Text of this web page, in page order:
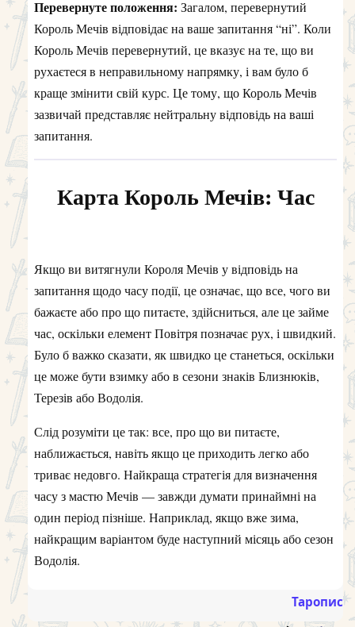
Перевернуте положення: Загалом, перевернутий
Король Мечів відповідає на ваше запитання “ні”. Коли
Король Мечів перевернутий, це вказує на те, що ви
рухаєтеся в неправильному напрямку, і вам було б
краще змінити свій курс. Це тому, що Король Мечів
зазвичай представляє нейтральну відповідь на ваші
запитання.
Карта Король Мечів: Час
Якщо ви витягнули Короля Мечів у відповідь на
запитання щодо часу події, це означає, що все, чого ви
бажаєте або про що питаєте, здійсниться, але це займе
час, оскільки елемент Повітря позначає рух, і швидкий.
Було б важко сказати, як швидко це станеться, оскільки
це може бути взимку або в сезони знаків Близнюків,
Терезів або Водолія.
Слід розуміти це так: все, про що ви питаєте,
наближається, навіть якщо це приходить легко або
триває недовго. Найкраща стратегія для визначення
часу з мастю Мечів — завжди думати принаймні на
один період пізніше. Наприклад, якщо вже зима,
найкращим варіантом буде наступний місяць або сезон
Водолія.
Таропис